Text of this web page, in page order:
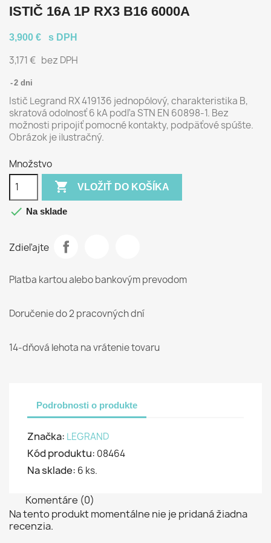
ISTIČ 16A 1P RX3 B16 6000A
3,900 € s DPH
3,171 € bez DPH
2 dni
Istič Legrand RX 419136 jednopólový, charakteristika B,
skratová odolnosť 6 kA podľa STN EN 60898-1. Bez
možnosti pripojiť pomocné kontakty, podpäťové spúšte.
Obrázok je ilustračný.
Množstvo
 VLOŽIŤ DO KOŠÍKA
 Na sklade
Zdieľajte
Platba kartou alebo bankovým prevodom
Doručenie do 2 pracovných dní
14-dňová lehota na vrátenie tovaru
Podrobnosti o produkte
Značka: LEGRAND
Kód produktu: 08464
Na sklade: 6 ks.
Komentáre (0)
Na tento produkt momentálne nie je pridaná žiadna
recenzia.